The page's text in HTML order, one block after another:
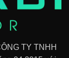
TY TNHH